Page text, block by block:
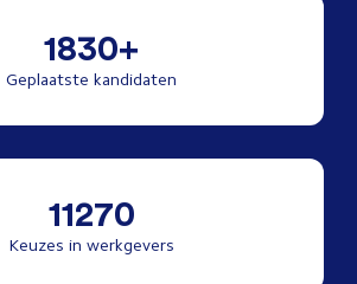
1830+
Geplaatste kandidaten
11270
Keuzes in werkgevers